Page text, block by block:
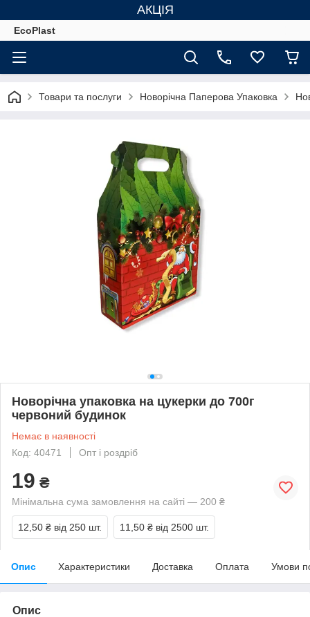
АКЦІЯ
EcoPlast
Товари та послуги Новорічна Паперова Упаковка
Новорічна упаковка на цукерки до 700г
червоний будинок
Немає в наявності
Код: 40471
Опт і роздріб
19 ₴
Мінімальна сума замовлення на сайті — 200 ₴
12,50 ₴ від 250 шт. 11,50 ₴ від 2500 шт.
Опис Характеристики Доставка Оплата Умови
Опис